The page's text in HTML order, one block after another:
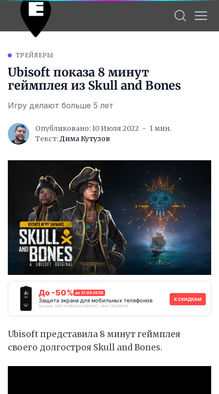
ТРЕЙЛЕРЫ
Ubisoft показа 8 минут
геймплея из Skull and Bones
Игру делают больше 5 лет
Опубликовано: 10 Июля 2022
1 мин.
Текст:Дима Кутузов
До -50% до 31.08.2026
Защита экрана для мобильных телефонов
Реклама. ООО "АЛИБАБА.КОМ (РУ)", ИНН 7703380158
К СКИДКАМ
Ubisoft представила 8 минут геймплея
своего долгостроя Skull and Bones.